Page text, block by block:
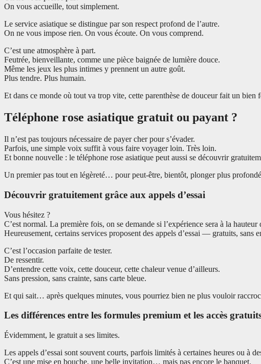
On vous accueille, tout simplement.
Le service asiatique se distingue par son respect profond de l’autre.
On ne vous impose rien. On vous écoute. On vous comprend.
C’est une atmosphère à part.
Feutrée, bienveillante, comme une pièce baignée de lumière douce.
Même les jeux les plus intimes y prennent un autre goût.
Plus tendre. Plus humain.
Et dans ce monde où tout va trop vite, cette parenthèse de douceur fait un bien
Téléphone rose asiatique gratuit ou payant ?
Il n’est pas toujours nécessaire de payer cher pour s’évader.
Parfois, une simple voix suffit à vous faire voyager loin. Très loin.
Et bonne nouvelle : le téléphone rose asiatique peut aussi se découvrir
Un premier pas tout en légèreté… pour peut-être, bientôt, plonger plus
Découvrir gratuitement grâce aux appels d’essai
Vous hésitez ?
C’est normal. La première fois, on se demande si l’expérience sera à la hauteur
Heureusement, certains services proposent des appels d’essai — gratuits, sans
C’est l’occasion parfaite de tester.
De ressentir.
D’entendre cette voix, cette douceur, cette chaleur venue d’ailleurs.
Sans pression, sans crainte, sans carte bleue.
Et qui sait… après quelques minutes, vous pourriez bien ne plus vouloir
Les différences entre les formules premium et les accès
Évidemment, le gratuit a ses limites.
Les appels d’essai sont souvent courts, parfois limités à certaines heures ou à
C’est une mise en bouche, une belle invitation… mais pas encore le banquet.